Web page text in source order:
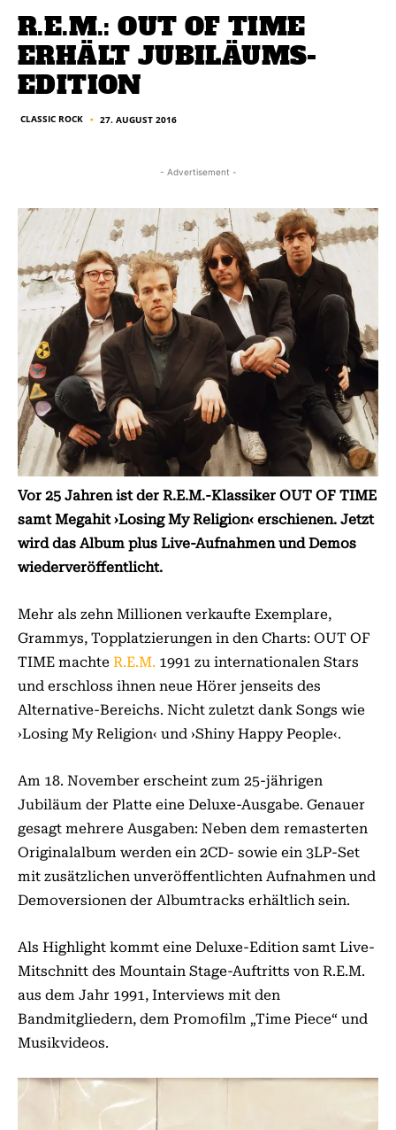
R.E.M.: OUT OF TIME
ERHÄLT JUBILÄUMS-
EDITION
CLASSIC ROCK ■ 27. AUGUST 2016
- Advertisement -
Vor 25 Jahren ist der R.E.M.-Klassiker OUT OF TIME
samt Megahit ›Losing My Religion‹ erschienen. Jetzt
wird das Album plus Live-Aufnahmen und Demos
wiederveröffentlicht.
Mehr als zehn Millionen verkaufte Exemplare,
Grammys, Topplatzierungen in den Charts: OUT OF
TIME machte R.E.M. 1991 zu internationalen Stars
und erschloss ihnen neue Hörer jenseits des
Alternative-Bereichs. Nicht zuletzt dank Songs wie
›Losing My Religion‹ und ›Shiny Happy People‹.
Am 18. November erscheint zum 25-jährigen
Jubiläum der Platte eine Deluxe-Ausgabe. Genauer
gesagt mehrere Ausgaben: Neben dem remasterten
Originalalbum werden ein 2CD- sowie ein 3LP-Set
mit zusätzlichen unveröffentlichten Aufnahmen und
Demoversionen der Albumtracks erhältlich sein.
Als Highlight kommt eine Deluxe-Edition samt Live-
Mitschnitt des Mountain Stage-Auftritts von R.E.M.
aus dem Jahr 1991, Interviews mit den
Bandmitgliedern, dem Promofilm „Time Piece“ und
Musikvideos.